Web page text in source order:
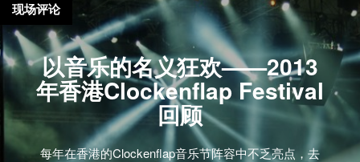
以音乐的名义狂欢——2013
年香港Clockenflap Festival
回顾
每年在香港的Clockenflap音乐节阵容中不乏亮点，去
现场评论